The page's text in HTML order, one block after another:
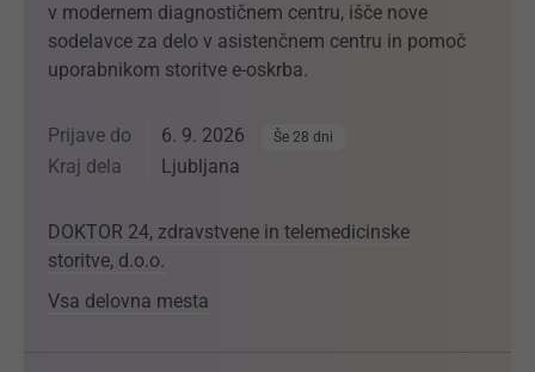
v modernem diagnostičnem centru, išče nove
sodelavce za delo v asistenčnem centru in pomoč
uporabnikom storitve e-oskrba.
Prijave do 6. 9. 2026 Še 28 dni
Kraj dela Ljubljana
DOKTOR 24, zdravstvene in telemedicinske
storitve, d.o.o.
Vsa delovna mesta